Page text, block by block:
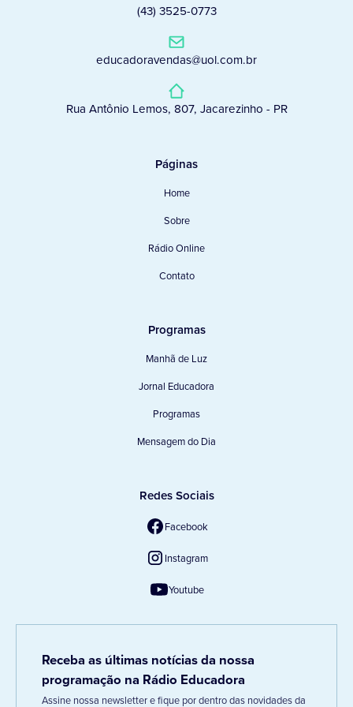
(43) 3525-0773
educadoravendas@uol.com.br
Rua Antônio Lemos, 807, Jacarezinho - PR
Páginas
Home
Sobre
Rádio Online
Contato
Programas
Manhã de Luz
Jornal Educadora
Programas
Mensagem do Dia
Redes Sociais
Facebook
Instagram
Youtube
Receba as últimas notícias da nossa
programação na Rádio Educadora
Assine nossa newsletter e fique por dentro das novidades da